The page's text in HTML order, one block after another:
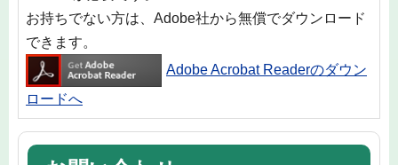
お持ちでない方は、Adobe社から無償でダウンロード
できます。
Adobe Acrobat Readerのダウン
ロードへ